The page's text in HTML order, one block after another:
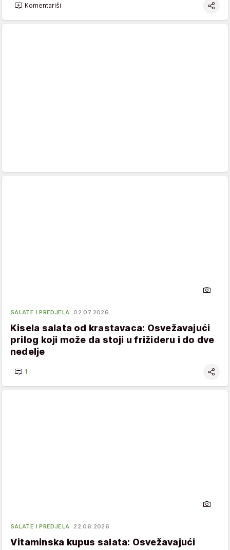
Komentariši
SALATE I PREDJELA 02.07.2026.
Kisela salata od krastavaca: Osvežavajući
prilog koji može da stoji u frižideru i do dve
nedelje
1
SALATE I PREDJELA 22.06.2026.
Vitaminska kupus salata: Osvežavajući